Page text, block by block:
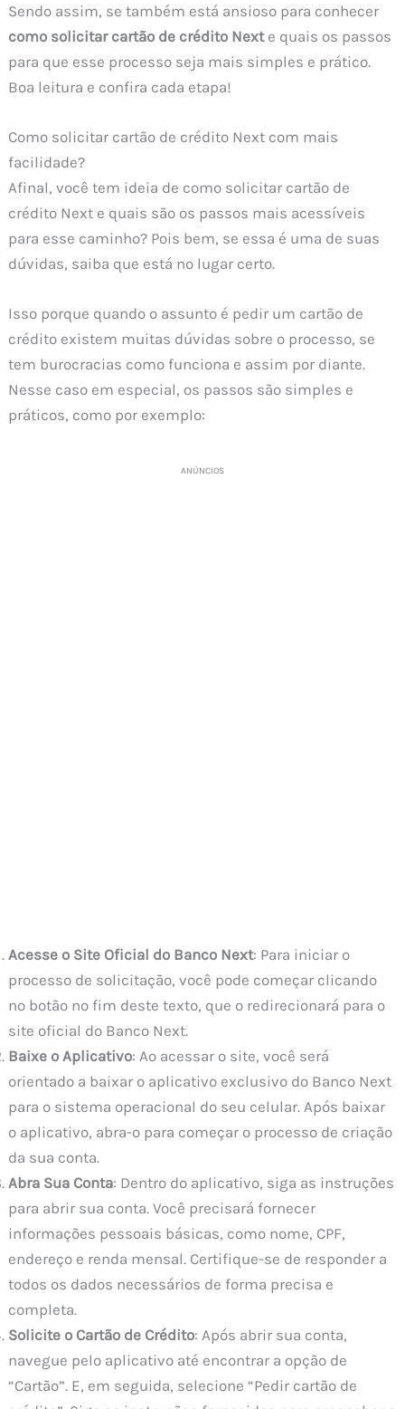
Sendo assim, se também está ansioso para conhecer
como solicitar cartão de crédito Nexte quais os passos
para que esse processo seja mais simples e prático.
Boa leitura e confira cada etapa!
Como solicitar cartão de crédito Next com mais
facilidade?
Afinal, você tem ideia de como solicitar cartão de
crédito Next e quais são os passos mais acessíveis
para esse caminho? Pois bem, se essa é uma de suas
dúvidas, saiba que está no lugar certo.
Isso porque quando o assunto é pedir um cartão de
crédito existem muitas dúvidas sobre o processo, se
tem burocracias como funciona e assim por diante.
Nesse caso em especial, os passos são simples e
práticos, como por exemplo:
ANÚNCIOS
Acesse o Site Oficial do Banco Next: Para iniciar o
processo de solicitação, você pode começar clicando
no botão no fim deste texto, que o redirecionará para o
site oficial do Banco Next.
Baixe o Aplicativo: Ao acessar o site, você será
orientado a baixar o aplicativo exclusivo do Banco Next
para o sistema operacional do seu celular. Após baixar
o aplicativo, abra-o para começar o processo de criação
da sua conta.
Abra Sua Conta: Dentro do aplicativo, siga as instruções
para abrir sua conta. Você precisará fornecer
informações pessoais básicas, como nome, CPF,
endereço e renda mensal. Certifique-se de responder a
todos os dados necessários de forma precisa e
completa.
Solicite o Cartão de Crédito: Após abrir sua conta,
navegue pelo aplicativo até encontrar a opção de
“Cartão”. E, em seguida, selecione “Pedir cartão de